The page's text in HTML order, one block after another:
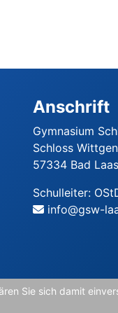
Anschrift
Gymnasium
Schloss
57334 Bad
Schulleiter:
info@gsw-
Sie sich damit